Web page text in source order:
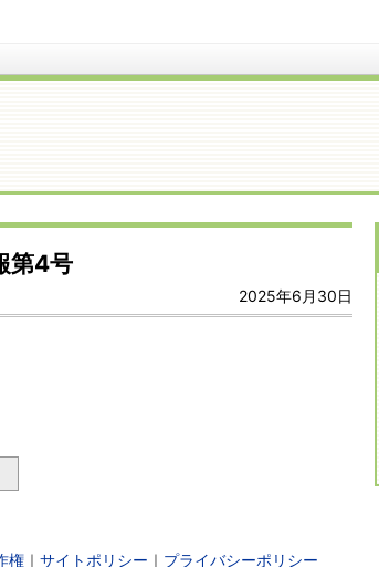
第4号
2025年6月30日
権 ｜ サイトポリシー ｜ プライバシーポリシー